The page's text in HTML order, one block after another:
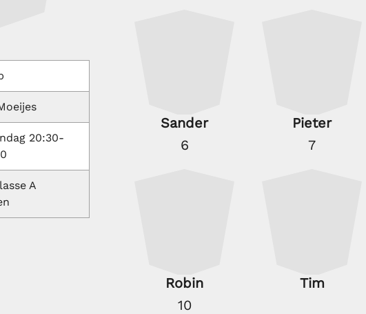
20:30-
A
Sander
6
Pieter
7
Robin
10
Tim